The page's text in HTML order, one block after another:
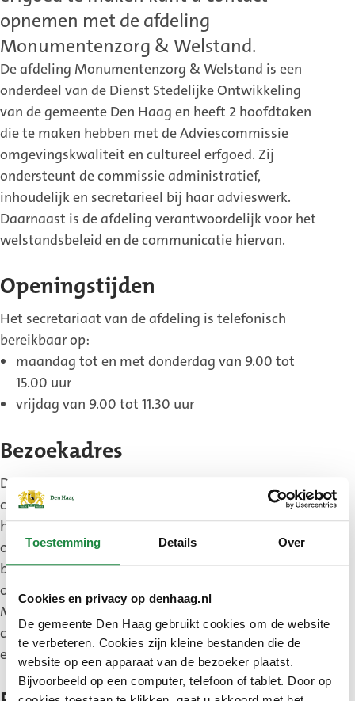
Toestemming Details Over
Cookies en privacy op denhaag.nl
De gemeente Den Haag gebruikt cookies om de website
te verbeteren. Cookies zijn kleine bestanden die de
website op een apparaat van de bezoeker plaatst.
Bijvoorbeeld op een computer, telefoon of tablet. Door op
opnemen met de afdeling
Monumentenzorg & Welstand.
De afdeling Monumentenzorg & Welstand is een
onderdeel van de Dienst Stedelijke Ontwikkeling
van de gemeente Den Haag en heeft 2 hoofdtaken
die te maken hebben met de Adviescommissie
omgevingskwaliteit en cultureel erfgoed. Zij
ondersteunt de commissie administratief,
inhoudelijk en secretarieel bij haar advieswerk.
Daarnaast is de afdeling verantwoordelijk voor het
welstandsbeleid en de communicatie hiervan.
Openingstijden
Het secretariaat van de afdeling is telefonisch
bereikbaar op:
maandag tot en met donderdag van 9.00 tot
15.00 uur
vrijdag van 9.00 tot 11.30 uur
Bezoekadres
De Adviescommissie omgevingskwaliteit en
cultureel erfgoed vergadert in kamer C01.09 van
het stadhuis, Spui 70. De vergaderingen zijn
openbaar. Wilt u een vergadering bijwonen,
bijvoorbeeld om een bouwplan toe te lichten of
om in te spreken op de geagendeerde plannen?
Maak dan een afspraak via het secretariaat van de
commissie. Dit kan tot uiterlijk de maandag voor
een vergadering.